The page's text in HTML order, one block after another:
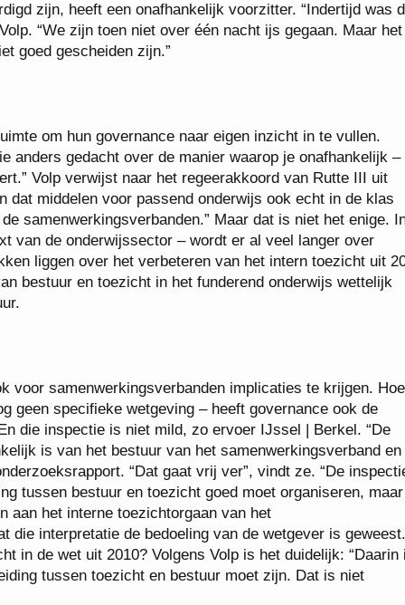
zijn, heeft een onafhankelijk voorzitter. “Indertijd was
“We zijn toen niet over één nacht ijs gegaan. Maar
goed gescheiden zijn.”
om hun governance naar eigen inzicht in te vullen.
anders gedacht over de manier waarop je onafhankelijk –
Volp verwijst naar het regeerakkoord van Rutte III uit
dat middelen voor passend onderwijs ook echt in de klas
samenwerkingsverbanden.” Maar dat is niet het enige.
van de onderwijssector – wordt er al veel langer over
liggen over het verbeteren van het intern toezicht uit
bestuur en toezicht in het funderend onderwijs wettelijk
voor samenwerkingsverbanden implicaties te krijgen.
geen specifieke wetgeving – heeft governance ook de
die inspectie is niet mild, zo ervoer IJssel | Berkel. “De
is van het bestuur van het samenwerkingsverband en
“Dat gaat vrij ver”, vindt ze. “De
tussen bestuur en toezicht goed moet organiseren, maar
aan het interne toezichtorgaan van het
die interpretatie de bedoeling van de wetgever is
in de wet uit 2010? Volgens Volp is het duidelijk: “Daarin
tussen toezicht en bestuur moet zijn. Dat is niet